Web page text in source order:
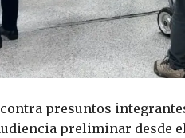
presuntos
preliminar desde